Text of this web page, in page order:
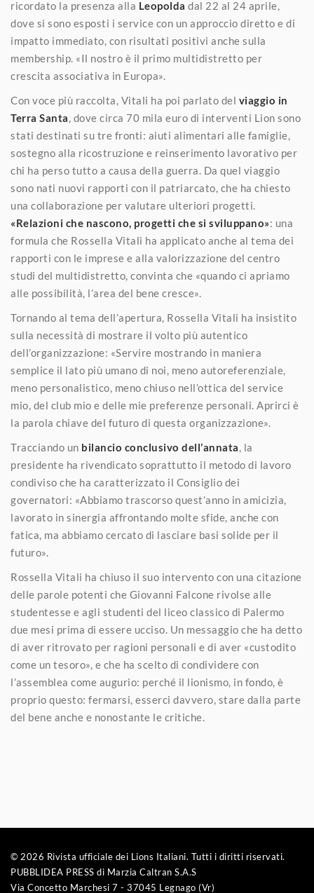
ricordato la presenza alla Leopolda dal 22 al 24 aprile,
dove si sono esposti i service con un approccio diretto e di
impatto immediato, con risultati positivi anche sulla
membership. «Il nostro è il primo multidistretto per
crescita associativa in Europa».
Con voce più raccolta, Vitali ha poi parlato del viaggio in
Terra Santa, dove circa 70 mila euro di interventi Lion sono
stati destinati su tre fronti: aiuti alimentari alle famiglie,
sostegno alla ricostruzione e reinserimento lavorativo per
chi ha perso tutto a causa della guerra. Da quel viaggio
sono nati nuovi rapporti con il patriarcato, che ha chiesto
una collaborazione per valutare ulteriori progetti.
«Relazioni che nascono, progetti che si sviluppano»: una
formula che Rossella Vitali ha applicato anche al tema dei
rapporti con le imprese e alla valorizzazione del centro
studi del multidistretto, convinta che «quando ci apriamo
alle possibilità, l’area del bene cresce».
Tornando al tema dell’apertura, Rossella Vitali ha insistito
sulla necessità di mostrare il volto più autentico
dell’organizzazione: «Servire mostrando in maniera
semplice il lato più umano di noi, meno autoreferenziale,
meno personalistico, meno chiuso nell’ottica del service
mio, del club mio e delle mie preferenze personali. Aprirci è
la parola chiave del futuro di questa organizzazione».
Tracciando un bilancio conclusivo dell’annata, la
presidente ha rivendicato soprattutto il metodo di lavoro
condiviso che ha caratterizzato il Consiglio dei
governatori: «Abbiamo trascorso quest’anno in amicizia,
lavorato in sinergia affrontando molte sfide, anche con
fatica, ma abbiamo cercato di lasciare basi solide per il
futuro».
Rossella Vitali ha chiuso il suo intervento con una citazione
delle parole potenti che Giovanni Falcone rivolse alle
studentesse e agli studenti del liceo classico di Palermo
due mesi prima di essere ucciso. Un messaggio che ha detto
di aver ritrovato per ragioni personali e di aver «custodito
come un tesoro», e che ha scelto di condividere con
l’assemblea come augurio: perché il lionismo, in fondo, è
proprio questo: fermarsi, esserci davvero, stare dalla parte
del bene anche e nonostante le critiche.
© 2026 Rivista ufficiale dei Lions Italiani. Tutti i diritti riservati.
PUBBLIDEA PRESS di Marzia Caltran S.A.S
Via Concetto Marchesi 7 - 37045 Legnago (Vr)